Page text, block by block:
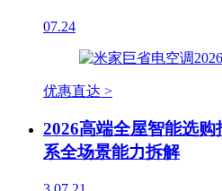
07.24
优惠直达 >
2026高端全屋智能选
系全场景能力拆解